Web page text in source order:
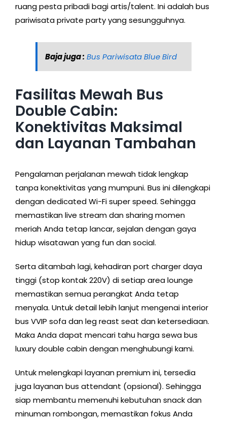
ruang pesta pribadi bagi artis/talent. Ini adalah bus
pariwisata private party yang sesungguhnya.
Baja juga : Bus Pariwisata Blue Bird
Fasilitas Mewah Bus
Double Cabin:
Konektivitas Maksimal
dan Layanan Tambahan
Pengalaman perjalanan mewah tidak lengkap
tanpa konektivitas yang mumpuni. Bus ini dilengkapi
dengan dedicated Wi-Fi super speed. Sehingga
memastikan live stream dan sharing momen
meriah Anda tetap lancar, sejalan dengan gaya
hidup wisatawan yang fun dan social.
Serta ditambah lagi, kehadiran port charger daya
tinggi (stop kontak 220V) di setiap area lounge
memastikan semua perangkat Anda tetap
menyala. Untuk detail lebih lanjut mengenai interior
bus VVIP sofa dan leg reast seat dan ketersediaan.
Maka Anda dapat mencari tahu harga sewa bus
luxury double cabin dengan menghubungi kami.
Untuk melengkapi layanan premium ini, tersedia
juga layanan bus attendant (opsional). Sehingga
siap membantu memenuhi kebutuhan snack dan
minuman rombongan, memastikan fokus Anda